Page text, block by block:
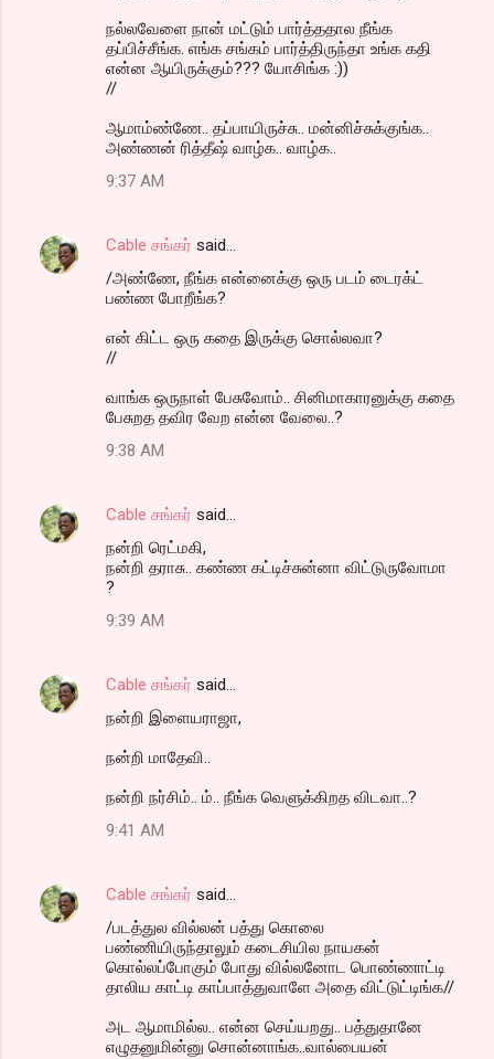
நல்லவேளை நான் மட்டும் பார்த்ததால நீங்க
தப்பிச்சீங்க. எங்க சங்கம் பார்த்திருந்தா உங்க கதி
என்ன ஆயிருக்கும்??? யோசிங்க :))
//
ஆமாம்ண்ணே.. தப்பாயிருச்சு.. மன்னிச்சுக்குங்க..
அண்ணன் ரித்தீஷ் வாழ்க.. வாழ்க..
9:37 AM
Cable சங்கர் said…
/அண்ணே, நீங்க என்னைக்கு ஒரு படம் டைரக்ட்
பண்ண போறீங்க?
என் கிட்ட ஒரு கதை இருக்கு சொல்லவா?
//
வாங்க ஒருநாள் பேசுவோம்.. சினிமாகாரனுக்கு கதை
பேசுறத தவிர வேற என்ன வேலை..?
9:38 AM
Cable சங்கர் said…
நன்றி ரெட்மகி,
நன்றி தராசு.. கண்ண கட்டிச்சுன்னா விட்டுருவோமா
?
9:39 AM
Cable சங்கர் said…
நன்றி இளையராஜா,
நன்றி மாதேவி..
நன்றி நர்சிம்.. ம்.. நீங்க வெளுக்கிறத விடவா..?
9:41 AM
Cable சங்கர் said…
/படத்துல வில்லன் பத்து கொலை
பண்ணியிருந்தாலும் கடைசியில நாயகன்
கொல்லப்போகும் போது வில்லனோட பொண்ணாட்டி
தாலிய காட்டி காப்பாத்துவாளே அதை விட்டுட்டிங்க//
அட ஆமாமில்ல.. என்ன செய்யறது.. பத்துதானே
எழுதனுமின்னு சொன்னாங்க..வால்பையன்